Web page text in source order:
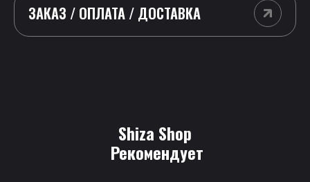
ЗАКАЗ / ОПЛАТА / ДОСТАВКА
Shiza Shop
Рекомендует